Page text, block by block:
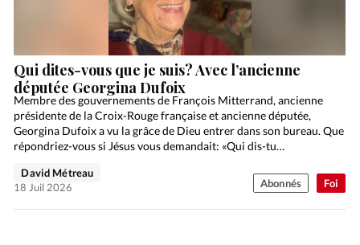
Foi
Qui dites-vous que je suis? Avec l’ancienne
députée Georgina Dufoix
Membre des gouvernements de François Mitterrand, ancienne
présidente de la Croix-Rouge française et ancienne députée,
Georgina Dufoix a vu la grâce de Dieu entrer dans son bureau. Que
répondriez-vous si Jésus vous demandait: «Qui dis-tu…
David Métreau
18 Juil 2026
Abonnés